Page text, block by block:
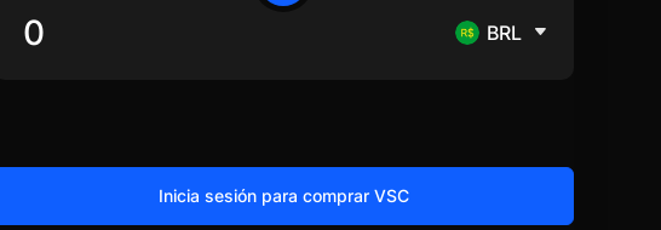
BRL
Inicia sesión para comprar VSC